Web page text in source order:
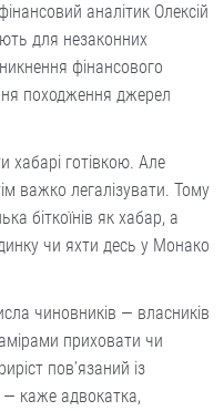
аналітик Олексій
для незаконних
фінансового
походження джерел
готівкою. Але
важко легалізувати. Тому
біткоїнів як хабар, а
чи яхти десь у Монако
чиновників — власників
приховати чи
пов’язаний із
— каже адвокатка,